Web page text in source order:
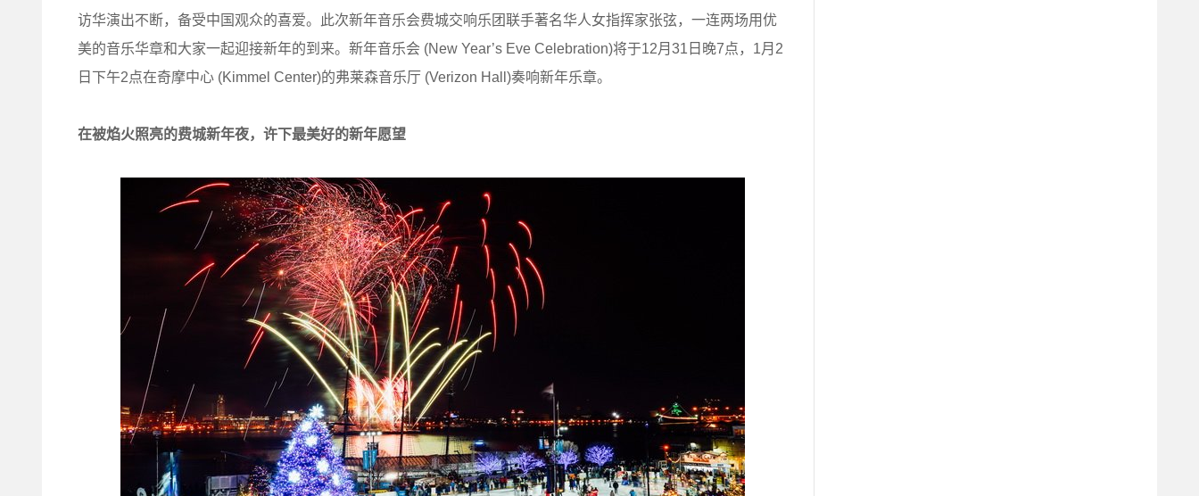
访华演出不断，备受中国观众的喜爱。此次新年音乐会费城交响乐团联手著名华人女指挥家张弦，一连两场用优
美的音乐华章和大家一起迎接新年的到来。新年音乐会 (New Year’s Eve Celebration)将于12月31日晚7点，1月2
日下午2点在奇摩中心 (Kimmel Center)的弗莱森音乐厅 (Verizon Hall)奏响新年乐章。
在被焰火照亮的费城新年夜，许下最美好的新年愿望